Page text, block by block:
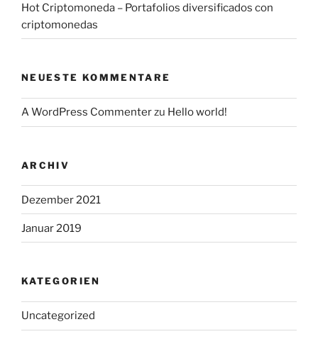
Hot Criptomoneda – Portafolios diversificados con
criptomonedas
NEUESTE KOMMENTARE
A WordPress Commenterzu Hello world!
ARCHIV
Dezember 2021
Januar 2019
KATEGORIEN
Uncategorized